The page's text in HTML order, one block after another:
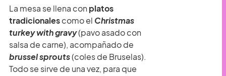
La mesa se llena con platos
tradicionalescomo el Christmas
turkey with gravy(pavo asado con
salsa de carne), acompañado de
brussel sprouts(coles de Bruselas).
Todo se sirve de una vez, para que